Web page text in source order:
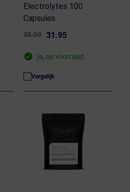
Electrolytes 100
Capsules
35.00 31.95
ja, op voorraad
Vergelijk